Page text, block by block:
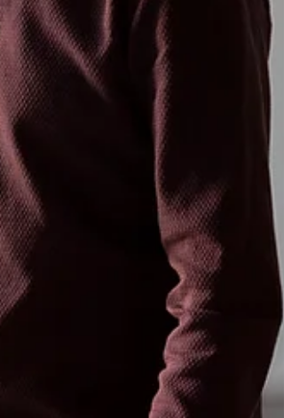
使用，以及戏仿与侵权之间的关键界限。